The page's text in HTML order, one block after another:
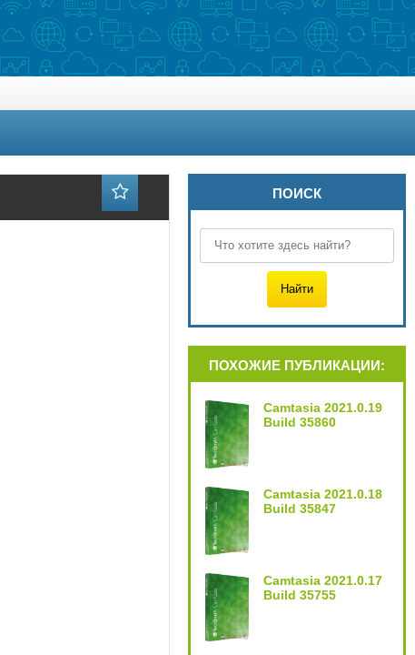
ПОИСК
ПОХОЖИЕ ПУБЛИКАЦИИ:
Camtasia 2021.0.19
Build 35860
Camtasia 2021.0.18
Build 35847
Camtasia 2021.0.17
Build 35755